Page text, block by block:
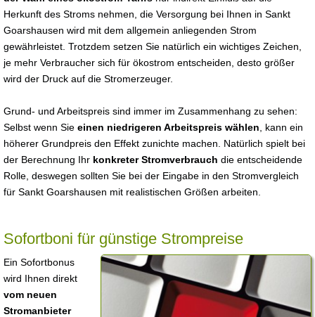
Herkunft des Stroms nehmen, die Versorgung bei Ihnen in Sankt
Goarshausen wird mit dem allgemein anliegenden Strom
gewährleistet. Trotzdem setzen Sie natürlich ein wichtiges Zeichen,
je mehr Verbraucher sich für ökostrom entscheiden, desto größer
wird der Druck auf die Stromerzeuger.
Grund- und Arbeitspreis sind immer im Zusammenhang zu sehen:
Selbst wenn Sie einen niedrigeren Arbeitspreis wählen , kann ein
höherer Grundpreis den Effekt zunichte machen. Natürlich spielt bei
der Berechnung Ihr konkreter Stromverbrauch die entscheidende
Rolle, deswegen sollten Sie bei der Eingabe in den Stromvergleich
für Sankt Goarshausen mit realistischen Größen arbeiten.
Sofortboni für günstige Strompreise
Ein Sofortbonus
wird Ihnen direkt
vom neuen
Stromanbieter